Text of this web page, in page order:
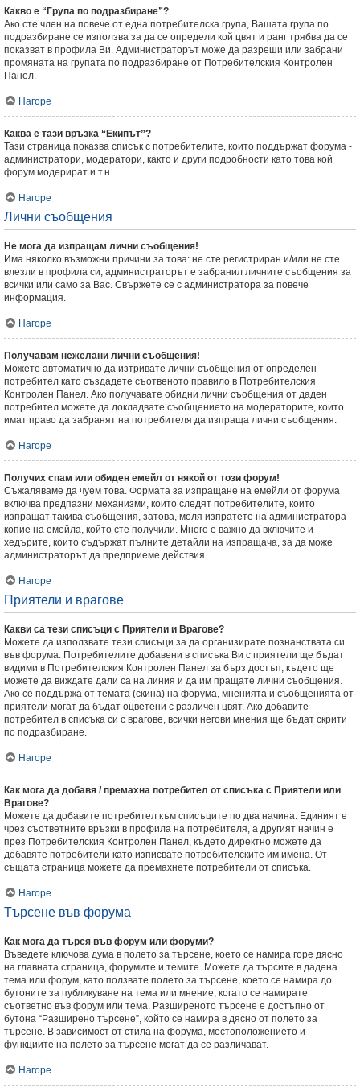
Какво е “Група по подразбиране”?
Ако сте член на повече от една потребителска група, Вашата група по
подразбиране се използва за да се определи кой цвят и ранг трябва да се
показват в профила Ви. Администраторът може да разреши или забрани
промяната на групата по подразбиране от Потребителския Контролен
Панел.
Нагоре
Каква е тази връзка “Екипът”?
Тази страница показва списък с потребителите, които поддържат форума -
администратори, модератори, както и други подробности като това кой
форум модерират и т.н.
Нагоре
Лични съобщения
Не мога да изпращам лични съобщения!
Има няколко възможни причини за това: не сте регистриран и/или не сте
влезли в профила си, администраторът е забранил личните съобщения за
всички или само за Вас. Свържете се с администратора за повече
информация.
Нагоре
Получавам нежелани лични съобщения!
Можете автоматично да изтривате лични съобщения от определен
потребител като създадете съотвеното правило в Потребителския
Контролен Панел. Ако получавате обидни лични съобщения от даден
потребител можете да докладвате съобщението на модераторите, които
имат право да забранят на потребителя да изпраща лични съобщения.
Нагоре
Получих спам или обиден емейл от някой от този форум!
Съжаляваме да чуем това. Формата за изпращане на емейли от форума
включва предпазни механизми, които следят потребителите, които
изпращат такива съобщения, затова, моля изпратете на администратора
копие на емейла, който сте получили. Много е важно да включите и
хедърите, които съдържат пълните детайли на изпращача, за да може
администраторът да предприеме действия.
Нагоре
Приятели и врагове
Какви са тези списъци с Приятели и Врагове?
Можете да използвате тези списъци за да организирате познанствата си
във форума. Потребителите добавени в списъка Ви с приятели ще бъдат
видими в Потребителския Контролен Панел за бърз достъп, където ще
можете да виждате дали са на линия и да им пращате лични съобщения.
Ако се поддържа от темата (скина) на форума, мненията и съобщенията от
приятели могат да бъдат оцветени с различен цвят. Ако добавите
потребител в списъка си с врагове, всички негови мнения ще бъдат скрити
по подразбиране.
Нагоре
Как мога да добавя / премахна потребител от списъка с Приятели или
Врагове?
Можете да добавите потребител към списъците по два начина. Единият е
чрез съответните връзки в профила на потребителя, а другият начин е
през Потребителския Контролен Панел, където директно можете да
добавяте потребители като изписвате потребителските им имена. От
същата страница можете да премахнете потребители от списъка.
Нагоре
Търсене във форума
Как мога да търся във форум или форуми?
Въведете ключова дума в полето за търсене, което се намира горе дясно
на главната страница, форумите и темите. Можете да търсите в дадена
тема или форум, като ползвате полето за търсене, което се намира до
бутоните за публикуване на тема или мнение, когато се намирате
съответно във форум или тема. Разширеното търсене е достъпно от
бутона “Разширено търсене”, който се намира в дясно от полето за
търсене. В зависимост от стила на форума, местоположението и
функциите на полето за търсене могат да се различават.
Нагоре